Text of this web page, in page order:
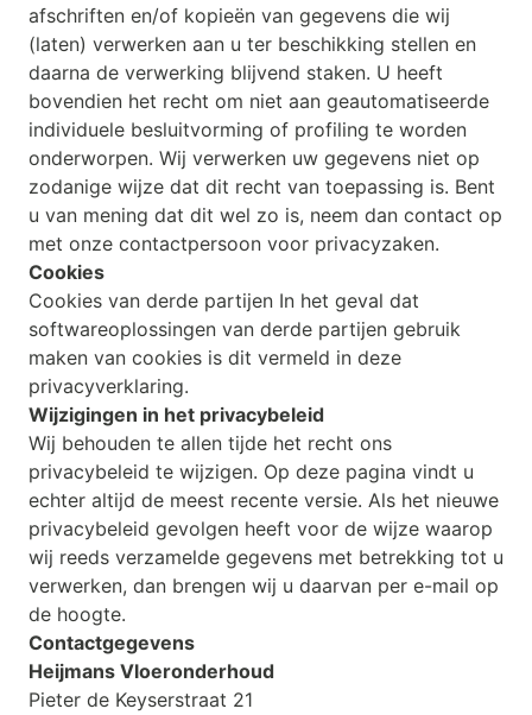
afschriften en/of kopieën van gegevens die wij
(laten) verwerken aan u ter beschikking stellen en
daarna de verwerking blijvend staken. U heeft
bovendien het recht om niet aan geautomatiseerde
individuele besluitvorming of profiling te worden
onderworpen. Wij verwerken uw gegevens niet op
zodanige wijze dat dit recht van toepassing is. Bent
u van mening dat dit wel zo is, neem dan contact op
met onze contactpersoon voor privacyzaken.
Cookies
Cookies van derde partijen In het geval dat
softwareoplossingen van derde partijen gebruik
maken van cookies is dit vermeld in deze
privacyverklaring.
Wijzigingen in het privacybeleid
Wij behouden te allen tijde het recht ons
privacybeleid te wijzigen. Op deze pagina vindt u
echter altijd de meest recente versie. Als het nieuwe
privacybeleid gevolgen heeft voor de wijze waarop
wij reeds verzamelde gegevens met betrekking tot u
verwerken, dan brengen wij u daarvan per e-mail op
de hoogte.
Contactgegevens
Heijmans Vloeronderhoud
Pieter de Keyserstraat 21